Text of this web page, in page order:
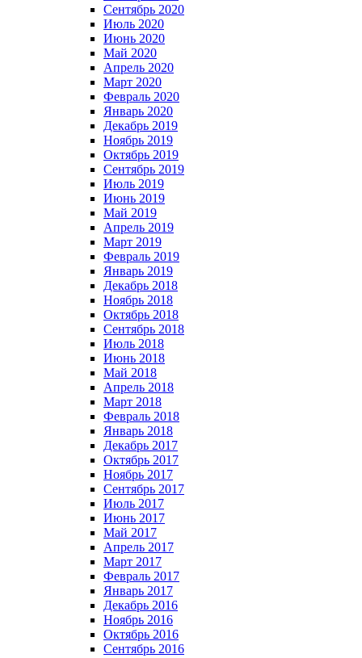
Сентябрь 2020
Июль 2020
Июнь 2020
Май 2020
Апрель 2020
Март 2020
Февраль 2020
Январь 2020
Декабрь 2019
Ноябрь 2019
Октябрь 2019
Сентябрь 2019
Июль 2019
Июнь 2019
Май 2019
Апрель 2019
Март 2019
Февраль 2019
Январь 2019
Декабрь 2018
Ноябрь 2018
Октябрь 2018
Сентябрь 2018
Июль 2018
Июнь 2018
Май 2018
Апрель 2018
Март 2018
Февраль 2018
Январь 2018
Декабрь 2017
Октябрь 2017
Ноябрь 2017
Сентябрь 2017
Июль 2017
Июнь 2017
Май 2017
Апрель 2017
Март 2017
Февраль 2017
Январь 2017
Декабрь 2016
Ноябрь 2016
Октябрь 2016
Сентябрь 2016